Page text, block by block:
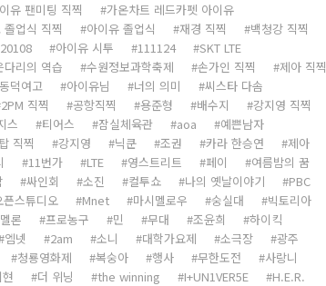
유 팬미팅 직찍
가온차트 레드카펫 아이유
업식 직찍 아이유 졸업식 재경 직찍
백청강 직찍
아이유 시투 111124
SKT LTE
다리의 역습 수원정보과학축제 손가인 직찍
제아 직찍
동덕여고 아이유님 너의 의미
씨스타 다솜
2PM 직찍 공항직찍 용준형 배수지
강지영 직찍
스 티어스 잠실체육관 aoa
예쁜남자
탑 직찍 강지영 닉쿤 조권 카라 한승연
제아
11번가 LTE 영스트리트 페이
여름밤의 꿈
싸인회 소진 컬투쇼 나의 옛날이야기
PBC
픈스튜디오 Mnet 마시멜로우 숭실대
빅토리아
멜론 프로농구 민 무대 조윤희
하이킥
엠넷 2am 소니 대학가요제 소극장
광주
청룡영화제 복숭아 행사 무한도전
사랑니
더 위닝 the winning I+UN1VER5E
H.E.R.